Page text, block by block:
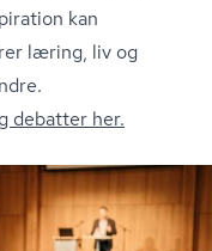
kan
læring, liv og
debatter her.